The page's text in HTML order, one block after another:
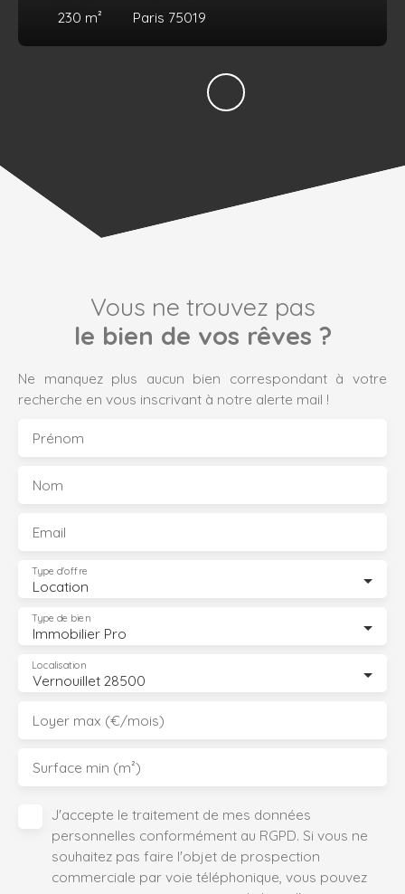
230 m² Paris 75019
Vous ne trouvez pas
le bien de vos rêves ?
Ne manquez plus aucun bien correspondant à votre
recherche en vous inscrivant à notre alerte mail !
Prénom
Nom
Email
Location
Type d'offre
Immobilier Pro
Type de bien
Vernouillet 28500
Localisation
Loyer max (€/mois)
Surface min (m²)
J'accepte le traitement de mes données
personnelles conformément au RGPD. Si vous ne
souhaitez pas faire l'objet de prospection
commerciale par voie téléphonique, vous pouvez